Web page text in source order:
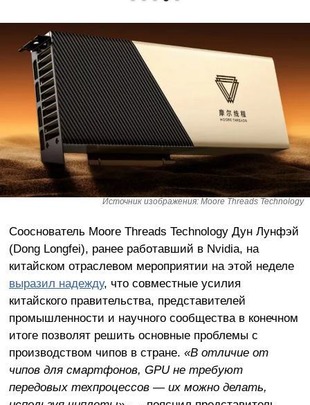
Источник изображения: Moore Threads Technology
Сооснователь Moore Threads Technology Дун Лунфэй
(Dong Longfei), ранее работавший в Nvidia, на
китайском отраслевом мероприятии на этой неделе
выразил надежду, что совместные усилия
китайского правительства, представителей
промышленности и научного сообщества в конечном
итоге позволят решить основные проблемы с
производством чипов в стране. «В отличие от
чипов для смартфонов, GPU не требуют
передовых техпроцессов — их можно делать,